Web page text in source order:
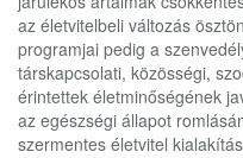
az életvitelbeli változás
programjai pedig a
társkapcsolati, közösségi,
érintettek életminőségének
az egészségi állapot
szermentes életvitel